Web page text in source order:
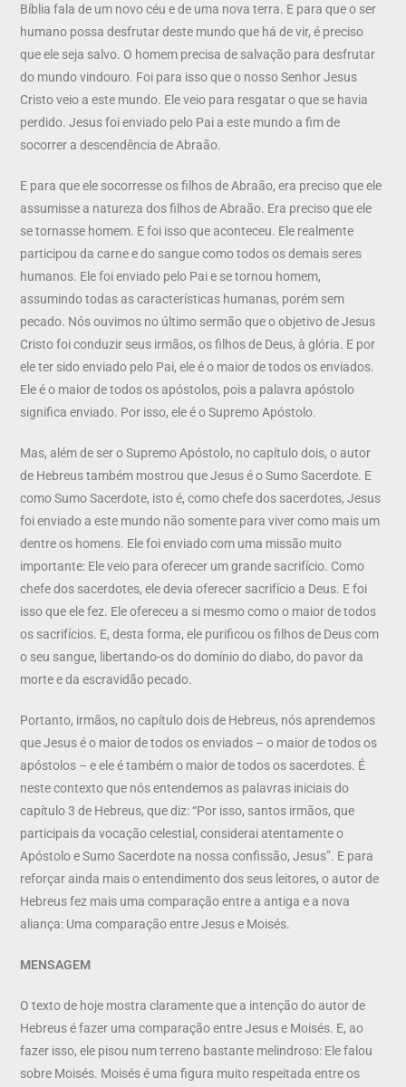
Bíblia fala de um novo céu e de uma nova terra. E para que o ser
humano possa desfrutar deste mundo que há de vir, é preciso
que ele seja salvo. O homem precisa de salvação para desfrutar
do mundo vindouro. Foi para isso que o nosso Senhor Jesus
Cristo veio a este mundo. Ele veio para resgatar o que se havia
perdido. Jesus foi enviado pelo Pai a este mundo a fim de
socorrer a descendência de Abraão.
E para que ele socorresse os filhos de Abraão, era preciso que ele
assumisse a natureza dos filhos de Abraão. Era preciso que ele
se tornasse homem. E foi isso que aconteceu. Ele realmente
participou da carne e do sangue como todos os demais seres
humanos. Ele foi enviado pelo Pai e se tornou homem,
assumindo todas as características humanas, porém sem
pecado. Nós ouvimos no último sermão que o objetivo de Jesus
Cristo foi conduzir seus irmãos, os filhos de Deus, à glória. E por
ele ter sido enviado pelo Pai, ele é o maior de todos os enviados.
Ele é o maior de todos os apóstolos, pois a palavra apóstolo
significa enviado. Por isso, ele é o Supremo Apóstolo.
Mas, além de ser o Supremo Apóstolo, no capítulo dois, o autor
de Hebreus também mostrou que Jesus é o Sumo Sacerdote. E
como Sumo Sacerdote, isto é, como chefe dos sacerdotes, Jesus
foi enviado a este mundo não somente para viver como mais um
dentre os homens. Ele foi enviado com uma missão muito
importante: Ele veio para oferecer um grande sacrifício. Como
chefe dos sacerdotes, ele devia oferecer sacrifício a Deus. E foi
isso que ele fez. Ele ofereceu a si mesmo como o maior de todos
os sacrifícios. E, desta forma, ele purificou os filhos de Deus com
o seu sangue, libertando-os do domínio do diabo, do pavor da
morte e da escravidão pecado.
Portanto, irmãos, no capítulo dois de Hebreus, nós aprendemos
que Jesus é o maior de todos os enviados – o maior de todos os
apóstolos – e ele é também o maior de todos os sacerdotes. É
neste contexto que nós entendemos as palavras iniciais do
capítulo 3 de Hebreus, que diz: “Por isso, santos irmãos, que
participais da vocação celestial, considerai atentamente o
Apóstolo e Sumo Sacerdote na nossa confissão, Jesus”. E para
reforçar ainda mais o entendimento dos seus leitores, o autor de
Hebreus fez mais uma comparação entre a antiga e a nova
aliança: Uma comparação entre Jesus e Moisés.
MENSAGEM
O texto de hoje mostra claramente que a intenção do autor de
Hebreus é fazer uma comparação entre Jesus e Moisés. E, ao
fazer isso, ele pisou num terreno bastante melindroso: Ele falou
sobre Moisés. Moisés é uma figura muito respeitada entre os